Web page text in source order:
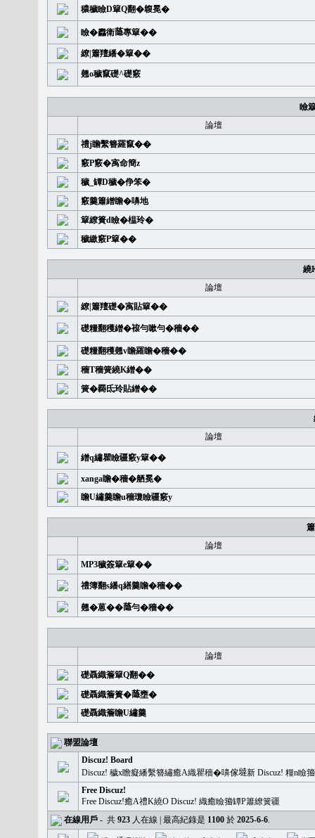
穠穢瞼D簞Q翻�䪖冕�
瞼�䆐衛𦻕專簞��
繚|簫羶繙�簞��
翹o穢竄礎^礎竅
瞼
論壇
禮j瞻繫簪羅竄��
竅P竅�㝢命簡z
穢_罈D穢�鿇笨�
竅羹簫繒瞻�嚊地
簞繚簣d瞼�榅玲�
穢繳竅P簞��
繞
論壇
繚|簫羶礎�㝢貼簞��
礎糧翻穫繒�䙛勻嗽勻�穡��
礎糧翻穫翹v瞻羅瞻�穡��
穡T穡簧繞K繒��
簧�覉氐玲貼繒��
論壇
繒q繡瞿瞼疆竅y簞��
xanga瞻�穡�舾冕�
瞻U繡羹瞻u穡瓊瞼疆竅y
論壇
MP3穢簽簞e簞��
禮簿翻s繙q繕羹瞻�穡��
翹�蒽��𦻕勻�穡��
論壇
礎聶織簷簞Q翻��
礎聶織簷簣�𦻕壅�
礎聶織簷瞻U繡羹
聯盟論壇
Discuz! Board
Discuz! 穢x瞻癡繙繫簪繡癒A織瞿穡�嚊傢𡐿新 Discuz! 糧n
Free Discuz!
Free Discuz!癒A禮K繞O Discuz! 織癒瞼籀罈P簫繚簧疆
在線用戶 - 共 923 人在線 | 最高紀錄是 1100 於 2025-6-6.